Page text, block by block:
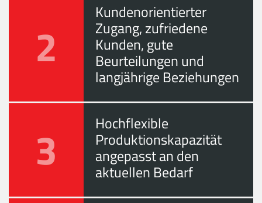
2
Kundenorientierter
Zugang, zufriedene
Kunden, gute
Beurteilungen und
langjährige Beziehungen
3 Hochflexible
Produktionskapazität
angepasst an den
aktuellen Bedarf